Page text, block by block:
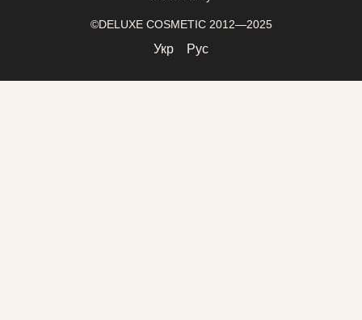
©DELUXE COSMETIC 2012—2025
Укр Рус